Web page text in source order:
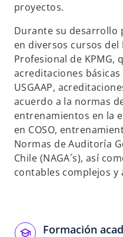
proyectos.
Durante su desarrollo
en diversos cursos
Profesional de KPMG,
acreditaciones básicas
USGAAP,
acuerdo a la normas
entrenamientos en la
en COSO,
Normas de Auditoría
Chile (NAGA´s), así
contables complejos y
Formación